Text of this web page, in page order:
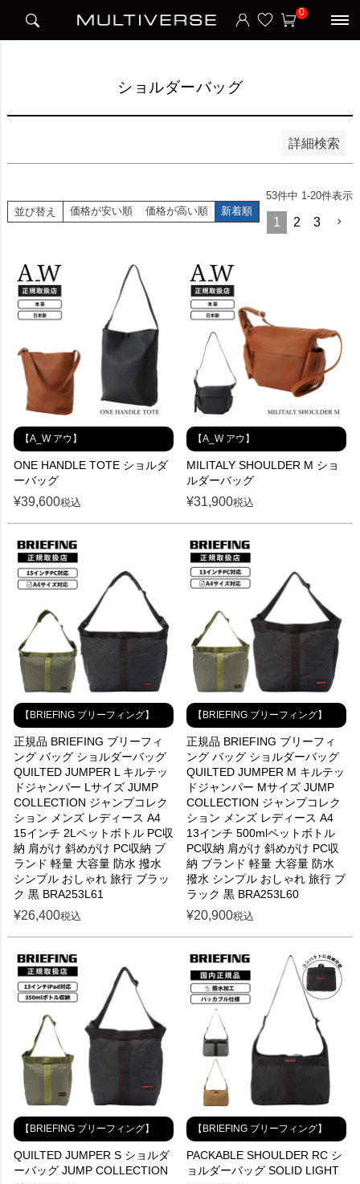
0
ショルダーバッグ
詳細検索
並び順
新着順
並び替え 価格が安い順 価格が高い順 新着順
53件中 1-20件表示
1 2 3
【A_W アウ】
ONE HANDLE TOTE ショルダ
ーバッグ
¥39,600税込
【A_W アウ】
MILITALY SHOULDER M ショ
ルダーバッグ
¥31,900税込
【BRIEFING ブリーフィング】
正規品 BRIEFING ブリーフィ
ング バッグ ショルダーバッグ
QUILTED JUMPER L キルテッ
ドジャンパー Lサイズ JUMP
COLLECTION ジャンプコレク
ション メンズ レディース A4
15インチ 2Lペットボトル PC収
納 肩がけ 斜めがけ PC収納 ブ
ランド 軽量 大容量 防水 撥水
シンプル おしゃれ 旅行 ブラッ
ク 黒 BRA253L61
¥26,400税込
【BRIEFING ブリーフィング】
正規品 BRIEFING ブリーフィ
ング バッグ ショルダーバッグ
QUILTED JUMPER M キルテッ
ドジャンパー Mサイズ JUMP
COLLECTION ジャンプコレク
ション メンズ レディース A4
13インチ 500mlペットボトル
PC収納 肩がけ 斜めがけ PC収
納 ブランド 軽量 大容量 防水
撥水 シンプル おしゃれ 旅行 ブ
ラック 黒 BRA253L60
¥20,900税込
【BRIEFING ブリーフィング】
QUILTED JUMPER S ショルダ
ーバッグ JUMP COLLECTION
【BRIEFING ブリーフィング】
PACKABLE SHOULDER RC シ
ョルダーバッグ SOLID LIGHT